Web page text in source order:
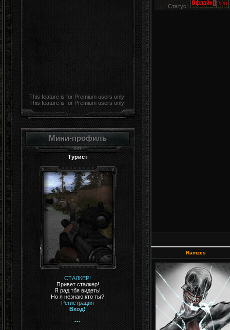
This feature is for Premium users only!
This feature is for Premium users only!
Мини-профиль
Турист
СТАЛКЕР!
Привет сталкер!
Я рад тбя видеть!
Но я незнаю кто ты?
Регистрация
Вход!
---
Статус:
Ramzes